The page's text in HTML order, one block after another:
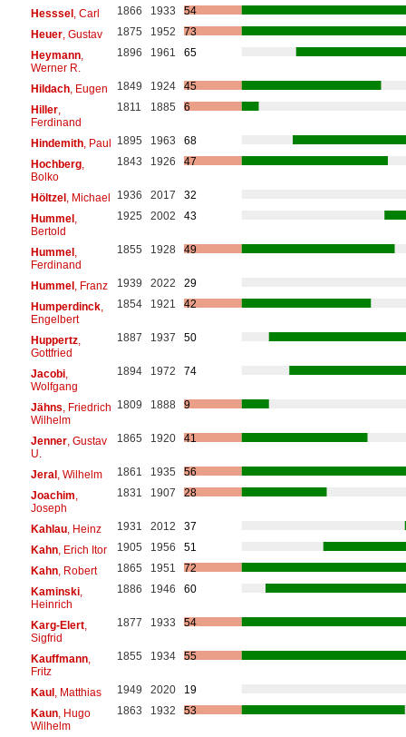
Hesssel, Carl 1866 1933
54
Heuer, Gustav 1875 1952
73
Heymann,
Werner R.
1896 1961 65
Hildach, Eugen 1849 1924
45
Hiller,
Ferdinand
1811 1885 6
Hindemith, Paul 1895 1963
68
Hochberg,
Bolko
1843 1926 47
Höltzel, Michael 1936 2017
32
Hummel,
Bertold
1925 2002 43
Hummel,
Ferdinand
1855 1928 49
Hummel, Franz 1939 2022
29
Humperdinck,
Engelbert
1854 1921 42
Huppertz,
Gottfried
1887 1937 50
Jacobi,
Wolfgang
1894 1972 74
Jähns , Friedrich
Wilhelm
1809 1888 9
Jenner, Gustav
U.
1865 1920 41
Jeral, Wilhelm 1861 1935
56
Joachim
Joseph
1831 1907 28
Kahlau, Heinz 1931 2012
37
Kahn, Erich Itor 1905 1956
51
Kahn, Robert 1865 1951
72
Kaminski,
Heinrich
1886 1946 60
Karg-Elert,
Sigfrid
1877 1933 54
Kauffmann,
Fritz
1855 1934 55
Kaul, Matthias 1949 2020
19
Kaun, Hugo
Wilhelm
1863 1932 53